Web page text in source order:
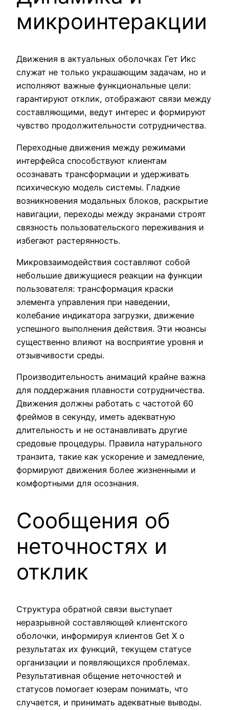
микроинтеракции
Движения в актуальных оболочках Гет Икс
служат не только украшающим задачам, но и
исполняют важные функциональные цели:
гарантируют отклик, отображают связи между
составляющими, ведут интерес и формируют
чувство продолжительности сотрудничества.
Переходные движения между режимами
интерфейса способствуют клиентам
осознавать трансформации и удерживать
психическую модель системы. Гладкие
возникновения модальных блоков, раскрытие
навигации, переходы между экранами строят
связность пользовательского переживания и
избегают растерянность.
Микровзаимодействия составляют собой
небольшие движущиеся реакции на функции
пользователя: трансформация краски
элемента управления при наведении,
колебание индикатора загрузки, движение
успешного выполнения действия. Эти нюансы
существенно влияют на восприятие уровня и
отзывчивости среды.
Производительность анимаций крайне важна
для поддержания плавности сотрудничества.
Движения должны работать с частотой 60
фреймов в секунду, иметь адекватную
длительность и не останавливать другие
средовые процедуры. Правила натурального
транзита, такие как ускорение и замедление,
формируют движения более жизненными и
комфортными для осознания.
Сообщения об
неточностях и
отклик
Структура обратной связи выступает
неразрывной составляющей клиентского
оболочки, информируя клиентов Get X о
результатах их функций, текущем статусе
организации и появляющихся проблемах.
Результативная общение неточностей и
статусов помогает юзерам понимать, что
случается, и принимать адекватные выводы.